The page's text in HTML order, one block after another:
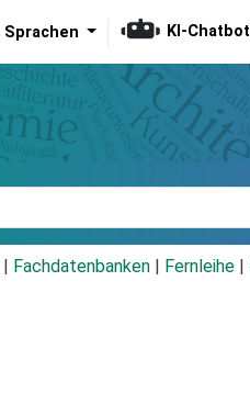
Sprachen KI-Chatbot
Fachdatenbanken Fernleihe